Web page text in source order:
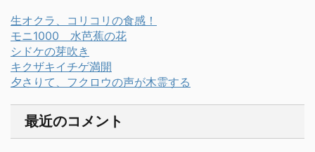
生オクラ、コリコリの食感！
モニ1000 水芭蕉の花
シドケの芽吹き
キクザキイチゲ満開
夕さりて、フクロウの声が木霊する
最近のコメント